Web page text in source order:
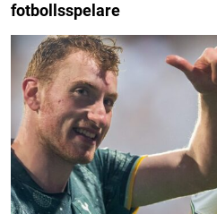
fotbollsspelare